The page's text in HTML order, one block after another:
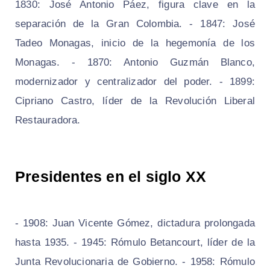
1830: José Antonio Páez, figura clave en la
separación de la Gran Colombia. - 1847: José
Tadeo Monagas, inicio de la hegemonía de los
Monagas. - 1870: Antonio Guzmán Blanco,
modernizador y centralizador del poder. - 1899:
Cipriano Castro, líder de la Revolución Liberal
Restauradora.
Presidentes en el siglo XX
- 1908: Juan Vicente Gómez, dictadura prolongada
hasta 1935. - 1945: Rómulo Betancourt, líder de la
Junta Revolucionaria de Gobierno. - 1958: Rómulo